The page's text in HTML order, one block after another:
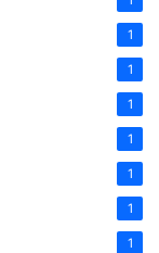
1
1
1
1
1
1
1